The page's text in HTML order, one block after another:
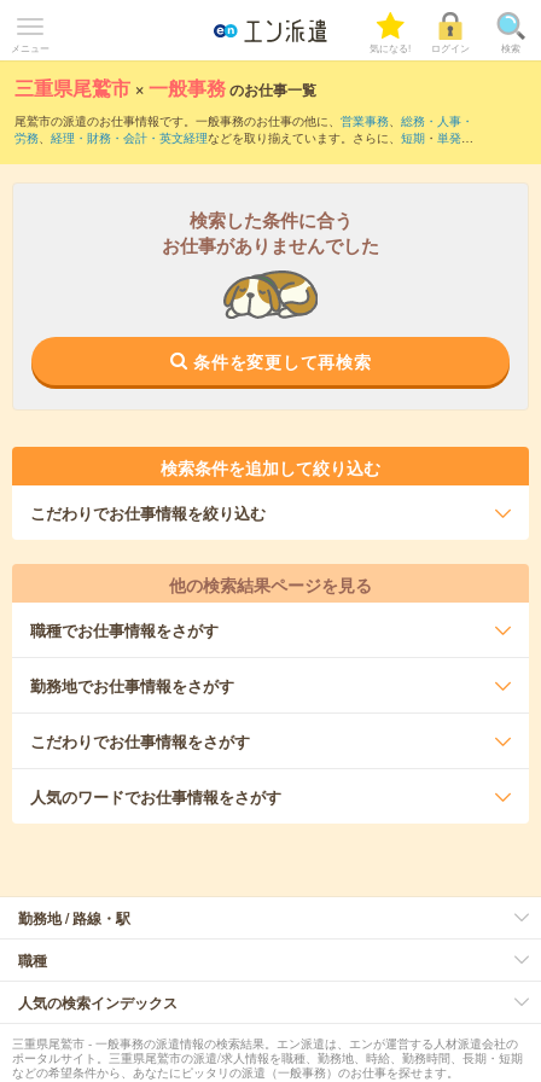
メニュー 気になる! ログイン 検索
三重県尾鷲市 ×一般事務のお仕事一覧
尾鷲市の派遣のお仕事情報です。一般事務のお仕事の他に、 営業事務、 総務・人事・
労務、 経理・財務・会計・英文経理などを取り揃えています。さらに、 短期 ・ 単発な
検索した条件に合う
お仕事がありませんでした
条件を変更して再検索
検索条件を追加して絞り込む
こだわりでお仕事情報を絞り込む
他の検索結果ページを見る
職種でお仕事情報をさがす
勤務地でお仕事情報をさがす
こだわりでお仕事情報をさがす
人気のワードでお仕事情報をさがす
勤務地 / 路線・駅
職種
人気の検索インデックス
三重県尾鷲市 - 一般事務の派遣情報の検索結果。エン派遣は、エンが運営する人材派遣会社の
ポータルサイト。三重県尾鷲市の派遣/求人情報を職種、勤務地、時給、勤務時間、長期・短期
などの希望条件から、あなたにピッタリの派遣（一般事務）のお仕事を探せます。